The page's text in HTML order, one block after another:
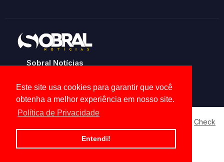
Este site usa cookies para garantir que você
obtenha a melhor experiência em nosso site.
Política de Privacidade
Entendi!
Sobral Notícias
Home About Contact us Privacy Policy
Check
Now